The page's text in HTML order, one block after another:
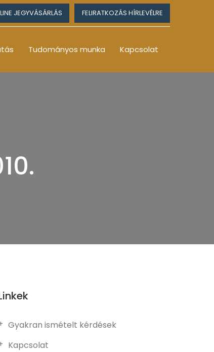
JEGYVÁSÁRLÁS FELIRATKOZÁS HÍRLEVÉLRE
Tudományos munka Kapcsolat
Gyakran ismételt kérdések
Kapcsolat